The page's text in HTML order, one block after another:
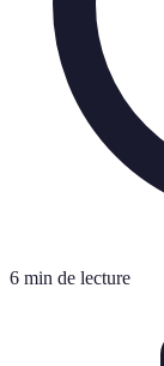
6 min de lecture